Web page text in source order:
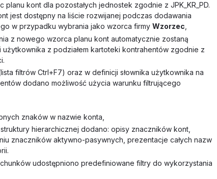
planu kont dla pozostałych jednostek zgodnie z JPK_KR_PD.
jest dostępny na liście rozwijanej podczas dodawania
w przypadku wybrania jako wzorca firmy Wzorzec
z nowego wzorca planu kont automatycznie zostaną
użytkownika z podziałem kartoteki kontrahentów zgodnie z
filtrów Ctrl+F7) oraz w definicji słownika użytkownika na
dodano możliwość użycia warunku filtrującego
znaków w nazwie konta,
hierarchicznej dodano: opisy znaczników kont,
znaczników aktywno-pasywnych, prezentacje całych nazw
udostępniono predefiniowane filtry do wykorzystania